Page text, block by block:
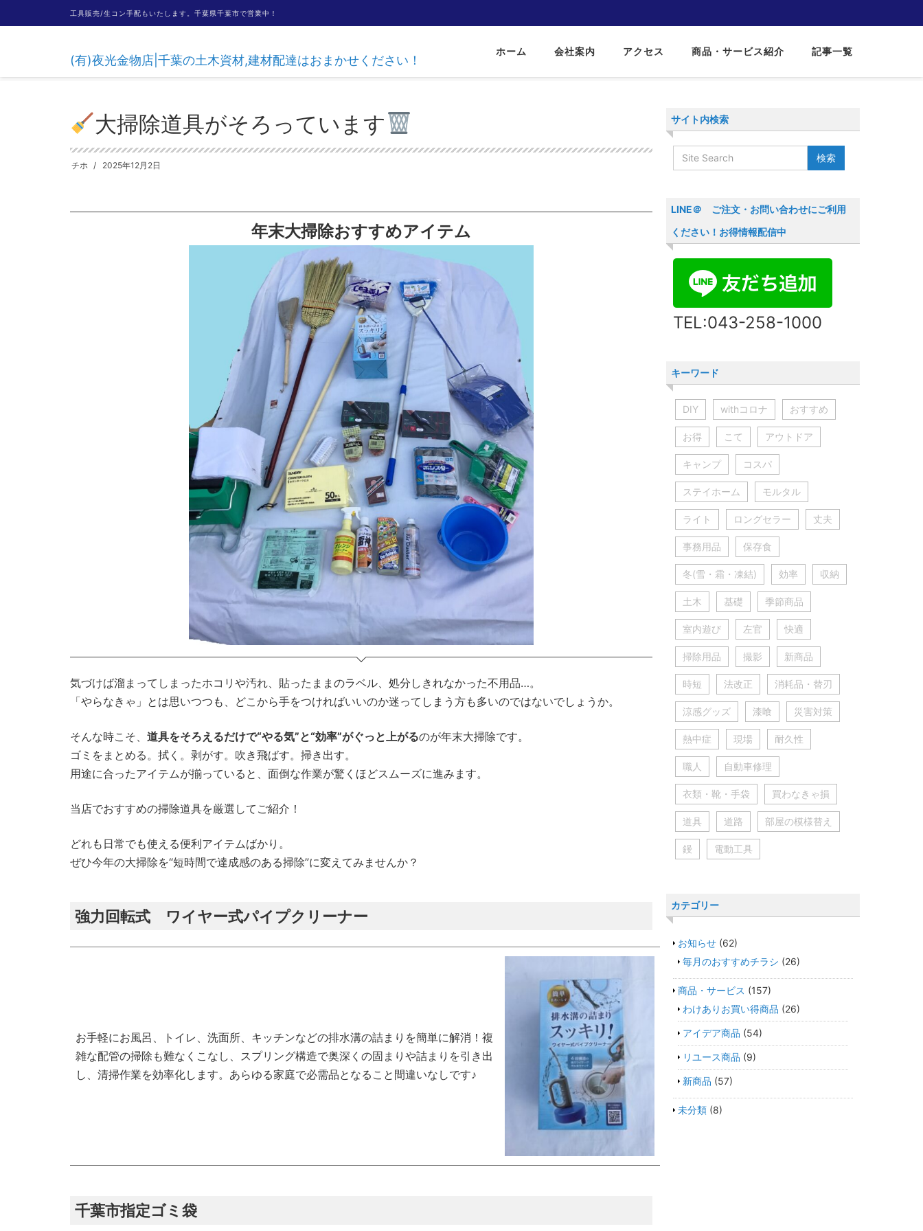
工具販売/生コン手配もいたします。千葉県千葉市で営業中！
(有)夜光金物店|千葉の土木資材,建材配達はおまかせください！
ホーム 会社案内 アクセス 商品・サービス紹介 記事一覧
HOME お知らせ 大掃除道具がそろっています
大掃除道具がそろっています
チホ 2025年12月2日
年末大掃除おすすめアイテム
気づけば溜まってしまったホコリや汚れ、貼ったままのラベル、処分しきれなかった不用品…。
「やらなきゃ」とは思いつつも、どこから手をつければいいのか迷ってしまう方も多いのではないでしょうか。
そんな時こそ、 道具をそろえるだけで“やる気”と“効率”がぐっと上がるのが年末大掃除です。
ゴミをまとめる。拭く。剥がす。吹き飛ばす。掃き出す。
用途に合ったアイテムが揃っていると、面倒な作業が驚くほどスムーズに進みます。
当店でおすすめの掃除道具を厳選してご紹介！
どれも日常でも使える便利アイテムばかり。
ぜひ今年の大掃除を“短時間で達成感のある掃除”に変えてみませんか？
強力回転式 ワイヤー式パイプクリーナー
お手軽にお風呂、トイレ、洗面所、キッチンなどの排水溝の詰まりを簡単に解消！複
雑な配管の掃除も難なくこなし、スプリング構造で奥深くの固まりや詰まりを引き出
し、清掃作業を効率化します。あらゆる家庭で必需品となること間違いなしです♪
千葉市指定ゴミ袋
サイト内検索
LINE＠ ご注文・お問い合わせにご利用
ください！お得情報配信中
TEL:043-258-1000
キーワード
DIY withコロナ おすすめ
お得 こて アウトドア
キャンプ コスパ
ステイホーム モルタル
ライト ロングセラー 丈夫
事務用品 保存食
冬(雪・霜・凍結) 効率 収納
土木 基礎 季節商品
室内遊び 左官 快適
掃除用品 撮影 新商品
時短 法改正 消耗品・替刃
涼感グッズ 漆喰 災害対策
熱中症 現場 耐久性
職人 自動車修理
衣類・靴・手袋 買わなきゃ損
道具 道路 部屋の模様替え
鏝 電動工具
カテゴリー
お知らせ(62)
毎月のおすすめチラシ (26)
商品・サービス (157)
わけありお買い得商品 (26)
アイデア商品 (54)
リユース商品 (9)
新商品 (57)
未分類(8)